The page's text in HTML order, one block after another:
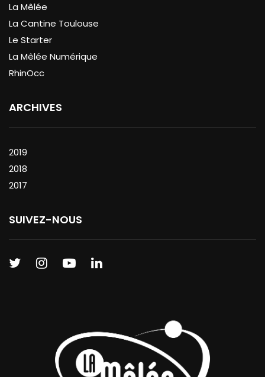
La Mêlée
La Cantine Toulouse
Le Starter
La Mêlée Numérique
RhinOcc
ARCHIVES
2019
2018
2017
SUIVEZ-NOUS